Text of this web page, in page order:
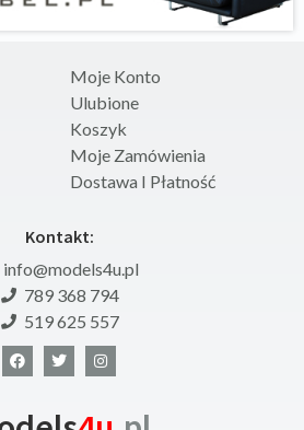
Moje Konto
Ulubione
Koszyk
Moje Zamówienia
Dostawa I Płatność
Kontakt:
info@models4u.pl
789 368 794
519 625 557